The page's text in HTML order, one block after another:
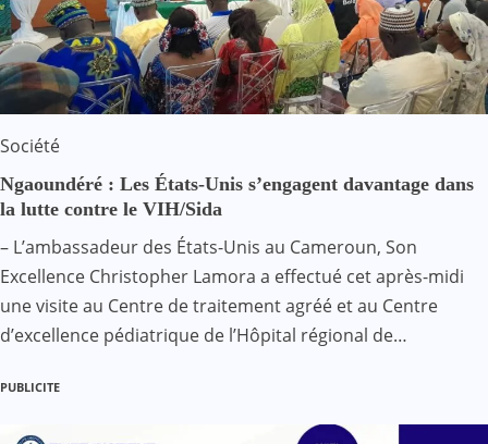
Société
Ngaoundéré : Les États-Unis s’engagent davantage dans
la lutte contre le VIH/Sida
– L’ambassadeur des États-Unis au Cameroun, Son
Excellence Christopher Lamora a effectué cet après-midi
une visite au Centre de traitement agréé et au Centre
d’excellence pédiatrique de l’Hôpital régional de…
PUBLICITE